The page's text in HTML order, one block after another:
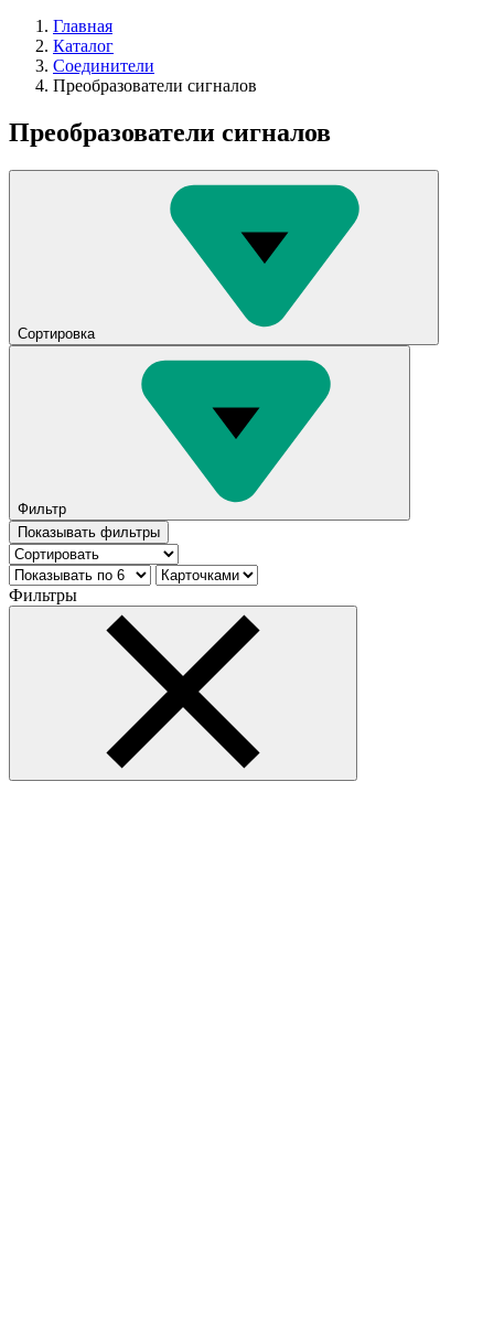
Главная
Каталог
Соединители
Преобразователи сигналов
Преобразователи сигналов
Сортировка
Фильтр
Показывать фильтры
Фильтры